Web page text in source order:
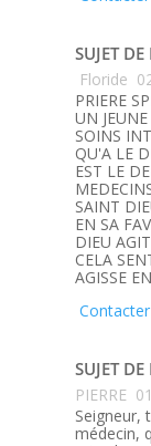
SUJET DE
Floride
PRIERE
UN
SOINS
QU'A LE
EST LE
SAINT
EN SA
DIEU
CELA
AGISSE
Contacter
SUJET DE
PIERRE
Seigneur,
médecin,